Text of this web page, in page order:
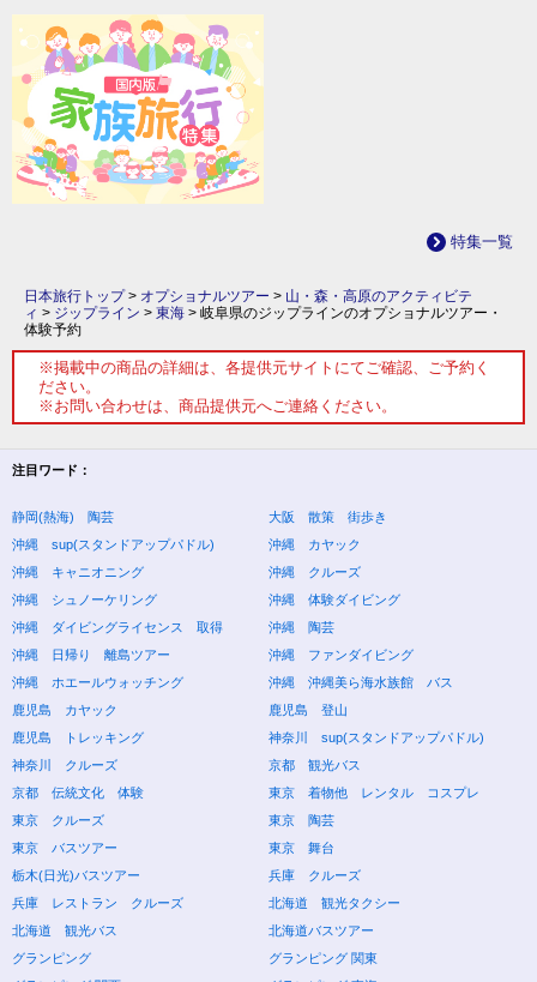
特集一覧
日本旅行トップ> オプショナルツアー > 山・森・高原のアクティビテ
ィ > ジップライン > 東海 > 岐阜県のジップラインのオプショナルツアー・
体験予約
※掲載中の商品の詳細は、各提供元サイトにてご確認、ご予約く
ださい。
※お問い合わせは、商品提供元へご連絡ください。
注目ワード：
静岡(熱海) 陶芸
大阪 散策 街歩き
沖縄 sup(スタンドアップパドル)
沖縄 カヤック
沖縄 キャニオニング
沖縄 クルーズ
沖縄 シュノーケリング
沖縄 体験ダイビング
沖縄 ダイビングライセンス 取得
沖縄 陶芸
沖縄 日帰り 離島ツアー
沖縄 ファンダイビング
沖縄 ホエールウォッチング
沖縄 沖縄美ら海水族館 バス
鹿児島 カヤック
鹿児島 登山
鹿児島 トレッキング
神奈川 sup(スタンドアップパドル)
神奈川 クルーズ
京都 観光バス
京都 伝統文化 体験
東京 着物他 レンタル コスプレ
東京 クルーズ
東京 陶芸
東京 バスツアー
東京 舞台
栃木(日光)バスツアー
兵庫 クルーズ
兵庫 レストラン クルーズ
北海道 観光タクシー
北海道 観光バス
北海道バスツアー
グランピング
グランピング 関東